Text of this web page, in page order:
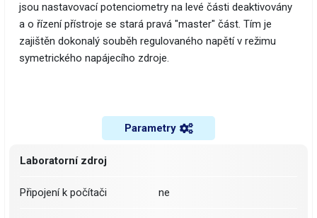
jsou nastavovací potenciometry na levé části deaktivovány
a o řízení přístroje se stará pravá "master" část. Tím je
zajištěn dokonalý souběh regulovaného napětí v režimu
symetrického napájecího zdroje.
Parametry
Laboratorní zdroj
Připojení k počítači ne